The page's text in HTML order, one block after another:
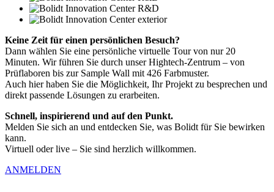
Keine Zeit für einen persönlichen Besuch?
Dann wählen Sie eine persönliche virtuelle Tour von nur 20
Minuten. Wir führen Sie durch unser Hightech-Zentrum – von
Prüflaboren bis zur Sample Wall mit 426 Farbmuster.
Auch hier haben Sie die Möglichkeit, Ihr Projekt zu besprechen und
direkt passende Lösungen zu erarbeiten.
Schnell, inspirierend und auf den Punkt.
Melden Sie sich an und entdecken Sie, was Bolidt für Sie bewirken
kann.
Virtuell oder live – Sie sind herzlich willkommen.
ANMELDEN